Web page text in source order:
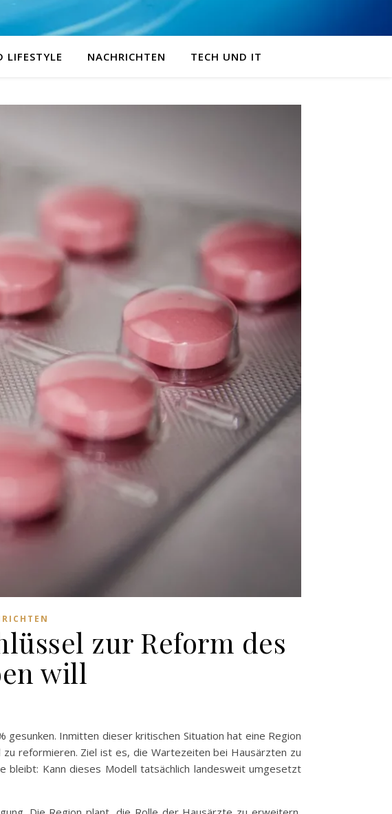
LIFESTYLE NACHRICHTEN TECH UND IT
zur Reform des
will
Inmitten dieser kritischen Situation hat eine Region
reformieren. Ziel ist es, die Wartezeiten bei Hausärzten zu
bleibt: Kann dieses Modell tatsächlich landesweit umgesetzt